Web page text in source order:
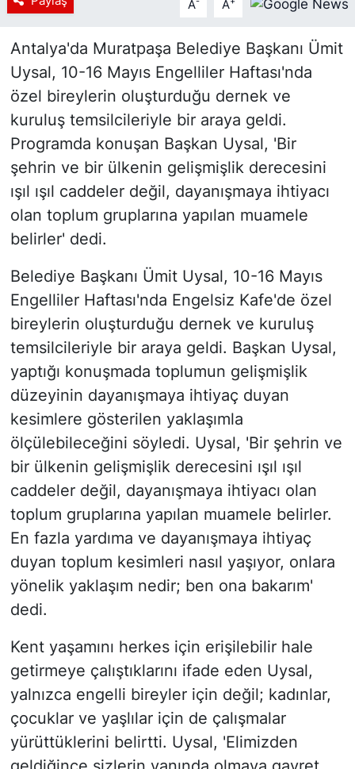
A A
Antalya'da Muratpaşa Belediye Başkanı Ümit
Uysal, 10-16 Mayıs Engelliler Haftası'nda
özel bireylerin oluşturduğu dernek ve
kuruluş temsilcileriyle bir araya geldi.
Programda konuşan Başkan Uysal, 'Bir
şehrin ve bir ülkenin gelişmişlik derecesini
ışıl ışıl caddeler değil, dayanışmaya ihtiyacı
olan toplum gruplarına yapılan muamele
belirler' dedi.
Belediye Başkanı Ümit Uysal, 10-16 Mayıs
Engelliler Haftası'nda Engelsiz Kafe'de özel
bireylerin oluşturduğu dernek ve kuruluş
temsilcileriyle bir araya geldi. Başkan Uysal,
yaptığı konuşmada toplumun gelişmişlik
düzeyinin dayanışmaya ihtiyaç duyan
kesimlere gösterilen yaklaşımla
ölçülebileceğini söyledi. Uysal, 'Bir şehrin ve
bir ülkenin gelişmişlik derecesini ışıl ışıl
caddeler değil, dayanışmaya ihtiyacı olan
toplum gruplarına yapılan muamele belirler.
En fazla yardıma ve dayanışmaya ihtiyaç
duyan toplum kesimleri nasıl yaşıyor, onlara
yönelik yaklaşım nedir; ben ona bakarım'
dedi.
Kent yaşamını herkes için erişilebilir hale
getirmeye çalıştıklarını ifade eden Uysal,
yalnızca engelli bireyler için değil; kadınlar,
çocuklar ve yaşlılar için de çalışmalar
yürüttüklerini belirtti. Uysal, 'Elimizden